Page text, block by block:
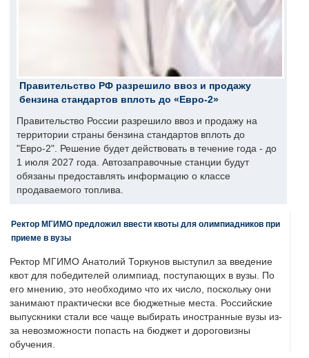
Правительство РФ разрешило ввоз и продажу
бензина стандартов вплоть до «Евро-2»
Правительство России разрешило ввоз и продажу на
территории страны бензина стандартов вплоть до
"Евро-2". Решение будет действовать в течение года - до
1 июля 2027 года. Автозаправочные станции будут
обязаны предоставлять информацию о классе
продаваемого топлива.
Ректор МГИМО предложил ввести квоты для олимпиадников при
приеме в вузы
Ректор МГИМО Анатолий Торкунов выступил за введение
квот для победителей олимпиад, поступающих в вузы. По
его мнению, это необходимо что их число, поскольку они
занимают практически все бюджетные места. Российские
выпускники стали все чаще выбирать иностранные вузы из-
за невозможности попасть на бюджет и дороговизны
обучения.